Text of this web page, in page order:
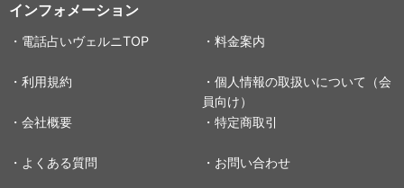
インフォメーション
・電話占いヴェルニTOP ・料金案内
・利用規約
・個人情報の取扱いについて（会
員向け）
・会社概要
・特定商取引
・よくある質問 ・お問い合わせ